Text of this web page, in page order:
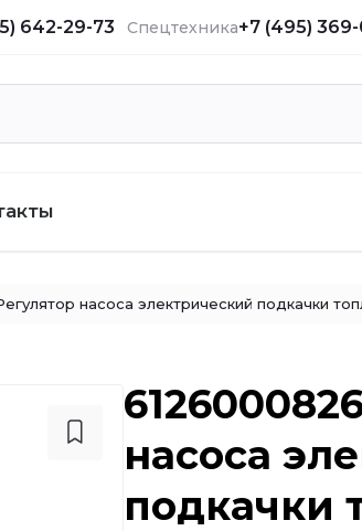
642-29-73 Спецтехника+7 (495)
насоса электрический подкачки
насоса
подкачки